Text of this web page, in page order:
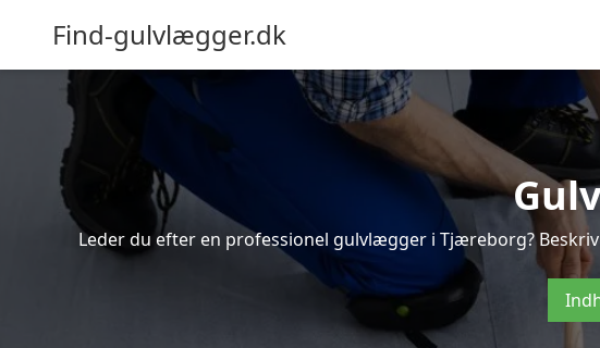
Find-gulvlægger.dk
Leder du efter en professionel gulvlægger i Tjæreborg?